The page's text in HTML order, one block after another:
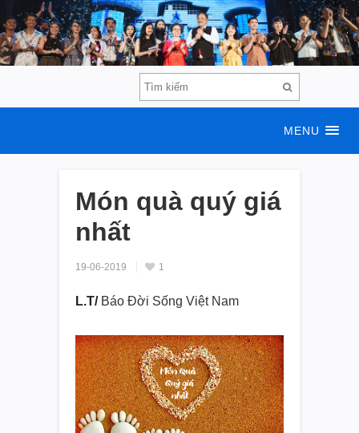
MENU
Món quà quý giá
nhất
19-06-2019 1
L.T/Báo Đời Sống Việt Nam